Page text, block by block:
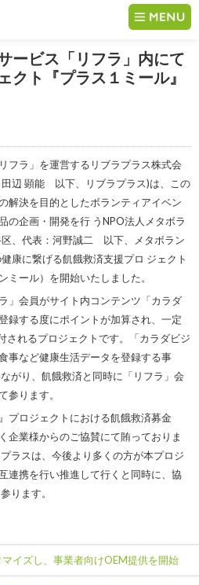
ービス「リフラ」内にて
クト『プラス１ミール』
フラ」を運営するリブラプラス株式会
辺 顕能 以下、リブラプラス)は、この
解決を目的としたボランティアイベン
の企画・開発を行 うNPO法人メタボラ
、代表：河野誠二 以下、メタボラン
康に繋げる飢餓救済支援プロ ジェクト
ミール）を開始いたしました。
」会員がサイト内コンテンツ「カラダ
録する度にポイントが加算され、一定
されるプロジェクトです。「カラダビジ
事など健康生活データを登録する事
がり、飢餓救済と同時に「リフラ」会
参ります。
プロジェクトにおける飢餓救済募金
企業様からのご協賛にて賄っておりま
ラスは、今後より多くの方が本プロジ
連携を行い推進して行くと同時に、協
ります。
マイズし、事業者向けOEM提供を開始